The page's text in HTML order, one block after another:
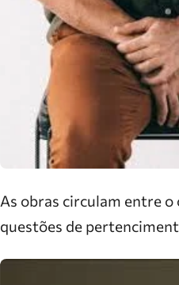
As obras circulam entre
questões de